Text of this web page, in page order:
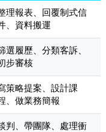
理報表、回覆制式信
、資料搬運
選履歷、分類客訴、
步審核
策略提案、設計課
、做業務簡報
判、帶團隊、處理衝